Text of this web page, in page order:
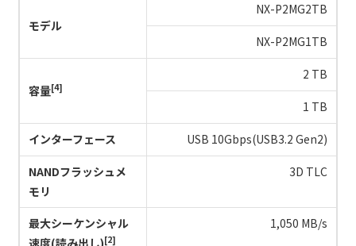
モデル
NX-P2MG2TB
NX-P2MG1TB
容量[4]
2 TB
1 TB
インターフェース USB 10Gbps(USB3.2 Gen2)
NANDフラッシュメ
モリ
3D TLC
最大シーケンシャル
速度(読み出し)[2]
1,050 MB/s